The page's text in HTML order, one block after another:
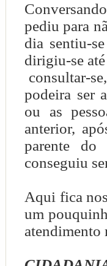
pediu para
dia sentiu-
dirigiu-se
consultar-
podeira ser
ou as
anterior,
parente do
conseguiu
Aqui fica
um
atendimento